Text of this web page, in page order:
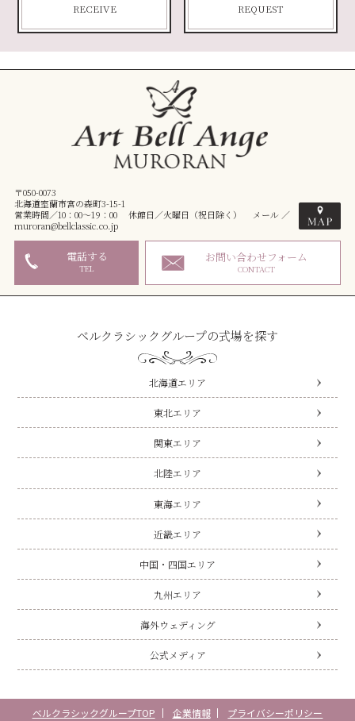
RECEIVE REQUEST
〒050-0073
北海道室蘭市宮の森町3-15-1
営業時間／10：00～19：00 休館日／火曜日（祝日除く） メール ／
muroran@bellclassic.co.jp
電話する
TEL
お問い合わせフォーム
CONTACT
ベルクラシックグループの式場を探す
北海道エリア
東北エリア
関東エリア
北陸エリア
東海エリア
近畿エリア
中国・四国エリア
九州エリア
海外ウェディング
公式メディア
ベルクラシックグループTOP 企業情報 プライバシーポリシー